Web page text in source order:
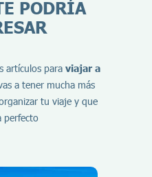
PODRÍA
artículos paraviajar a
a tener mucha más
tu viaje y que
perfecto